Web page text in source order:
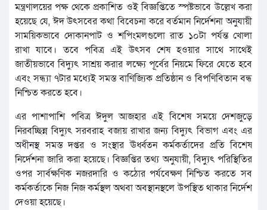
মন্ত্রণালয়ের পক্ষ থেকে প্রকাশিত ওই বিজ্ঞপ্তিতে স্পষ্টভাবে উল্লেখ করা
হয়েছে যে, ঈদ উৎসবের কথা বিবেচনা করে বর্তমান নির্দেশনা অনুযায়ী
সাময়িকভাবে দোকানপাট ও শপিংমলগুলো রাত ১০টা পর্যন্ত খোলা
রাখা যাবে। তবে পবিত্র এই উৎসব শেষ হওয়ার সাথে সাথেই
জাতীয়ভাবে বিদ্যুৎ সাশ্রয় করার লক্ষ্যে পূর্বের নিয়মে ফিরে যেতে হবে
এবং সন্ধ্যা ৭টার মধ্যেই সমস্ত বাণিজ্যিক প্রতিষ্ঠান ও বিপণিবিতান বন্ধ
নিশ্চিত করতে হবে।
এর পাশাপাশি পবিত্র ঈদুল আজহার এই বিশেষ সময়ে দেশজুড়ে
নিরবচ্ছিন্ন বিদ্যুৎ সরবরাহ বজায় রাখার জন্য বিদ্যুৎ বিভাগ এবং এর
অধীনস্থ সমস্ত দপ্তর ও সংস্থার ঊর্ধ্বতন কর্মকর্তাদের প্রতি বিশেষ
নির্দেশনা জারি করা হয়েছে। বিজ্ঞপ্তির তথ্য অনুযায়ী, বিদ্যুৎ পরিস্থিতির
ওপর সার্বক্ষণিক নজরদারি ও কঠোর পর্যবেক্ষণ নিশ্চিত করতে সব
কর্মকর্তাকে নিজ নিজ কর্মস্থল অথবা অবস্থানস্থলে উপস্থিত থাকার নির্দেশ
দেওয়া হয়েছে।